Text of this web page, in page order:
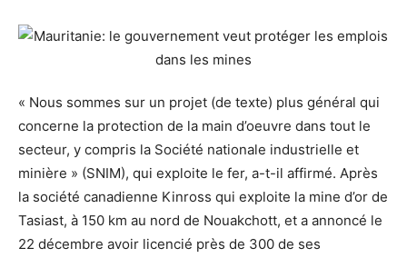
« Nous sommes sur un projet (de texte) plus général qui
concerne la protection de la main d’oeuvre dans tout le
secteur, y compris la Société nationale industrielle et
minière » (SNIM), qui exploite le fer, a-t-il affirmé. Après
la société canadienne Kinross qui exploite la mine d’or de
Tasiast, à 150 km au nord de Nouakchott, et a annoncé le
22 décembre avoir licencié près de 300 de ses